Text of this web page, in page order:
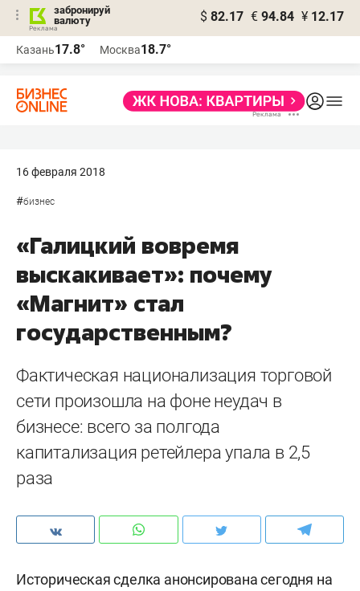
забронируй
валюту
$ 82.17 € 94.84 ¥ 12.17
Казань17.8° Москва18.7°
16 февраля 2018
#бизнес
«Галицкий вовремя
выскакивает»: почему
«Магнит» стал
государственным?
Фактическая национализация торговой
сети произошла на фоне неудач в
бизнесе: всего за полгода
капитализация ретейлера упала в 2,5
раза
Историческая сделка анонсирована сегодня на